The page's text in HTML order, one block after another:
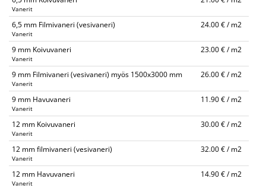
Vanerit
6,5 mm Filmivaneri (vesivaneri)
Vanerit
24.00 € / m2
9 mm Koivuvaneri
Vanerit
23.00 € / m2
9 mm Filmivaneri (vesivaneri) myös 1500x3000 mm
Vanerit
26.00 € / m2
9 mm Havuvaneri
Vanerit
11.90 € / m2
12 mm Koivuvaneri
Vanerit
30.00 € / m2
12 mm filmivaneri (vesivaneri)
Vanerit
32.00 € / m2
12 mm Havuvaneri
Vanerit
14.90 € / m2